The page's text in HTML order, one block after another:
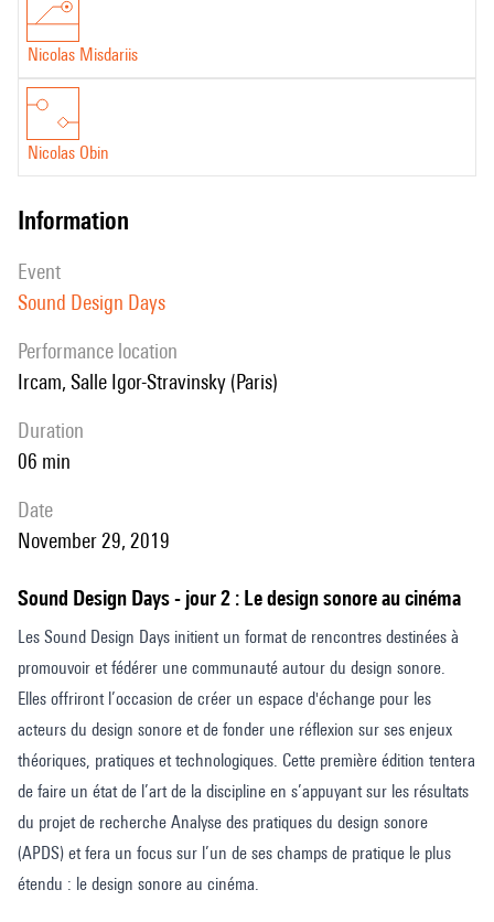
Nicolas Misdariis
Nicolas Obin
information
event
Sound Design Days
performance location
Ircam, Salle Igor-Stravinsky (Paris)
duration
06 min
date
November 29, 2019
Sound Design Days - jour 2 : Le design sonore au cinéma
Les Sound Design Days initient un format de rencontres destinées à
promouvoir et fédérer une communauté autour du design sonore.
Elles offriront l’occasion de créer un espace d'échange pour les
acteurs du design sonore et de fonder une réflexion sur ses enjeux
théoriques, pratiques et technologiques. Cette première édition tentera
de faire un état de l’art de la discipline en s’appuyant sur les résultats
du projet de recherche Analyse des pratiques du design sonore
(APDS) et fera un focus sur l’un de ses champs de pratique le plus
étendu : le design sonore au cinéma.